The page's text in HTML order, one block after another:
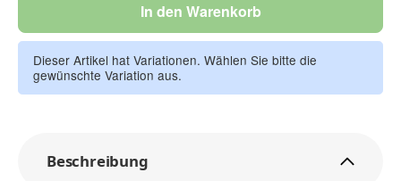
In den Warenkorb
Dieser Artikel hat Variationen. Wählen Sie bitte die
gewünschte Variation aus.
Beschreibung